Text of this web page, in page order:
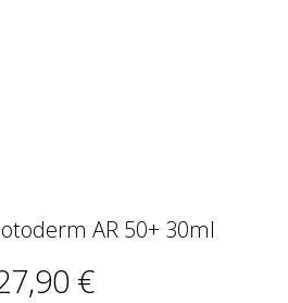
AR 50+ 30ml
€